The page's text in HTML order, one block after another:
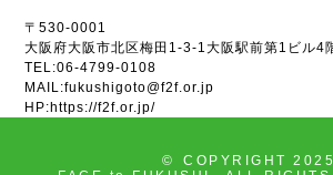
〒530-0001
大阪府大阪市北区梅田1-3-1大阪駅前第1ビル4
TEL:06-4799-0108
MAIL:fukushigoto@f2f.or.jp
HP:https://f2f.or.jp/
©
COPYRIGHT 2025